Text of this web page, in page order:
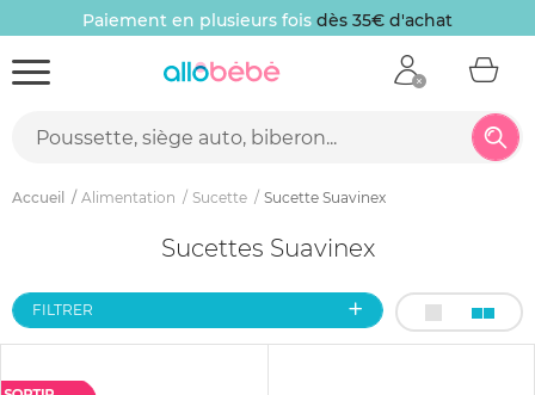
Paiement en plusieurs fois dès 35€ d'achat
Accueil Alimentation Sucette Sucette Suavinex
Sucettes Suavinex
FILTRER